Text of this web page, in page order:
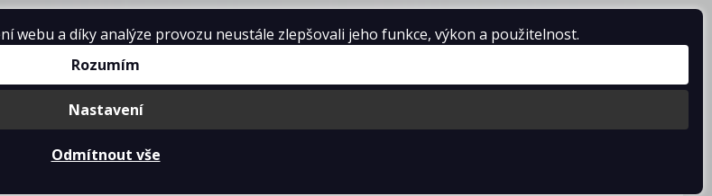
kuchyní Reference Ke stažení Kontakty
webu a díky analýze provozu neustále zlepšovali jeho funkce, výkon a použitelnost.
Rozumím
Nastavení
Odmítnout vše